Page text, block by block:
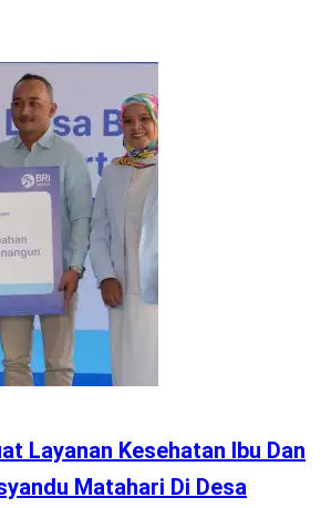
Layanan Kesehatan Ibu Dan
Matahari Di Desa